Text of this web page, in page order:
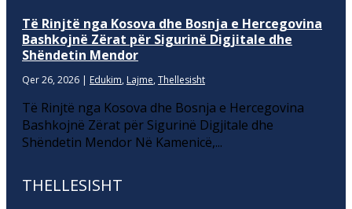
Të Rinjtë nga Kosova dhe Bosnja e Hercegovina
Bashkojnë Zërat për Sigurinë Digjitale dhe
Shëndetin Mendor
Qer 26, 2026 | Edukim, Lajme, Thellesisht
Të Rinjtë nga Kosova dhe Bosnja e Hercegovina
Bashkojnë Zërat për Sigurinë Digjitale dhe
Shëndetin Mendor Në Kamenicë,...
THELLESISHT